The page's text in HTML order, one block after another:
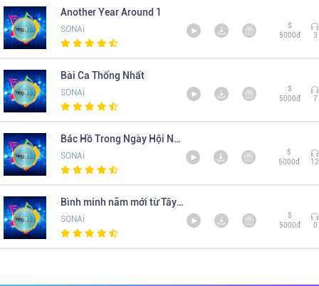
Another Year Around 1
SONAi
$
5000đ
3
Bài Ca Thống Nhất
SONAi
$
5000đ
7
Bác Hồ Trong Ngày Hội Non Sông
SONAi
$
5000đ
12
Bình minh năm mới từ Tây Bắc
SONAi
$
5000đ
0